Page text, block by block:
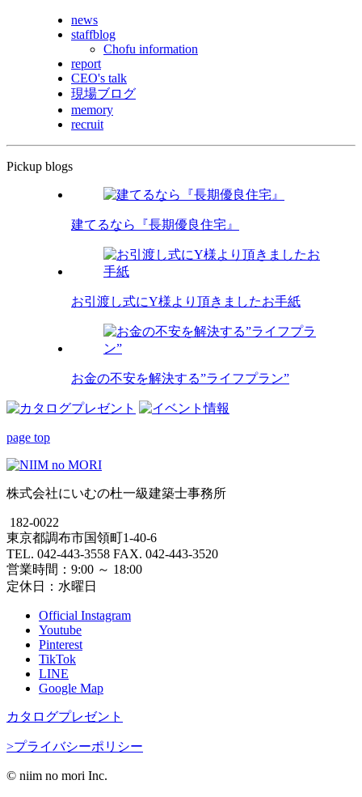
news
staffblog
Chofu information
report
CEO's talk
現場ブログ
memory
recruit
Pickup blogs
建てるなら『長期優良住宅』
お引渡し式にY様より頂きましたお手紙
お金の不安を解決する”ライフプラン”
page top
株式会社にいむの杜一級建築士事務所
182-0022
東京都調布市国領町1-40-6
TEL. 042-443-3558 FAX. 042-443-3520
営業時間：9:00 ～ 18:00
定休日：水曜日
Official Instagram
Youtube
Pinterest
TikTok
LINE
Google Map
カタログプレゼント
>プライバシーポリシー
© niim no mori Inc.